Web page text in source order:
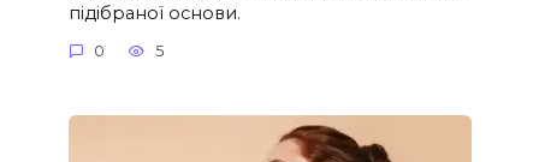
підібраної основи.
0 5